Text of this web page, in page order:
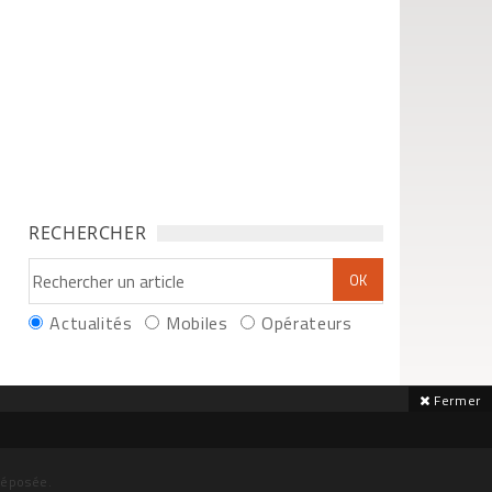
RECHERCHER
Actualités Mobiles Opérateurs
Fermer